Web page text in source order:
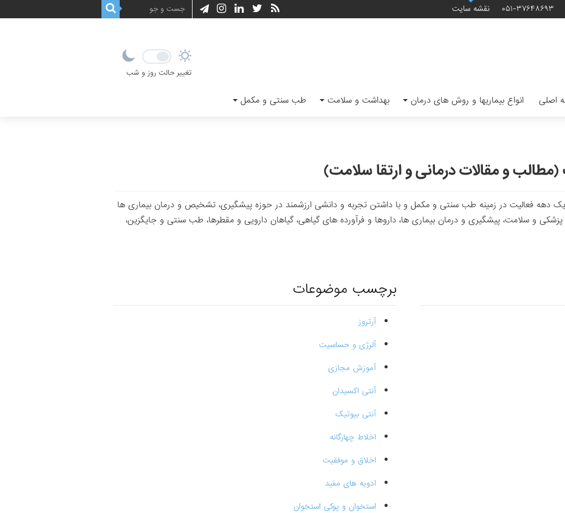
۰۵۱-۳۷۶۴۸۶۹۳ نقشه سایت
تغییر حالت روز و شب
اصلی انواع بیماریها و روش های درمان بهداشت و سلامت طب سنتی و مکمل
و مقالات درمانی و ارتقا سلامت)
دهه فعالیت در زمینه طب سنتی و مکمل و با داشتن تجربه و دانشی ارزشمند در حوزه پیشگیری، تشخیص و درمان بیماری ها
پزشکی و سلامت، پیشگیری و درمان بیماری ها، داروها و فرآورده های گیاهی، گیاهان دارویی و مقطرها، طب سنتی و جایگزین،
برچسب موضوعات
آرتروز
آلرژی و حساسیت
آموزش مجازی
آنتی اکسیدان
آنتی بیوتیک
اخلاط چهارگانه
اخلاق و موفقیت
ادویه های مفید
استخوان و پوکی استخوان